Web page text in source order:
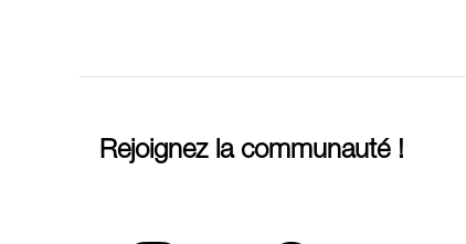
Rejoignez la communauté !